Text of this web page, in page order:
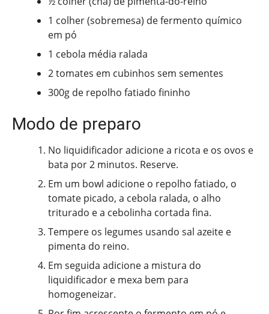
1 colher (sobremesa) de fermento químico
em pó
1 cebola média ralada
2 tomates em cubinhos sem sementes
300g de repolho fatiado fininho
Modo de preparo
No liquidificador adicione a ricota e os ovos e
bata por 2 minutos. Reserve.
Em um bowl adicione o repolho fatiado, o
tomate picado, a cebola ralada, o alho
triturado e a cebolinha cortada fina.
Tempere os legumes usando sal azeite e
pimenta do reino.
Em seguida adicione a mistura do
liquidificador e mexa bem para
homogeneizar.